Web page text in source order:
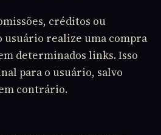
créditos ou
usuário realize uma compra
determinados links. Isso
para o usuário, salvo
contrário.